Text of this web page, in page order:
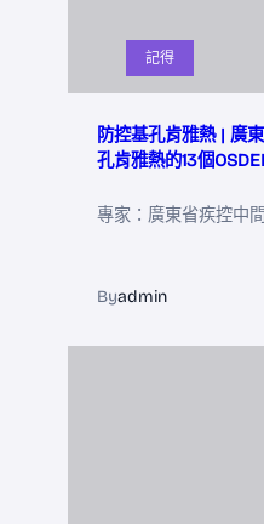
記得
防控基孔肯雅熱 | 廣
孔肯雅熱的13個
專家：廣東省疾控中
Byadmin